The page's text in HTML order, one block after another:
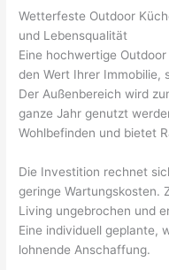
Wetterfeste Outdoor
und Lebensqualität
Eine hochwertige
den Wert Ihrer Immobilie,
Der Außenbereich wird
ganze Jahr genutzt
Wohlbefinden und bietet
Die Investition rechnet
geringe Wartungskosten.
Living ungebrochen und
Eine individuell geplante,
lohnende Anschaffung.